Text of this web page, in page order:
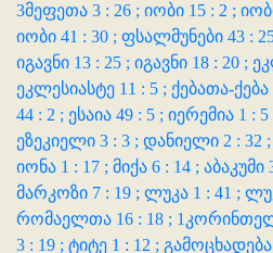
3მეფეთა 3 : 26 ; იობი 15 : 2 ;
იობი 41 : 30 ; ფსალმუნები 43 :
იგავნი 13 : 25 ; იგავნი 18 : 20 ;
ეკლესიასტე 11 : 5 ; ქებათა-ქება
44 : 2 ; ესაია 49 : 5 ; იერემია 1 : 5
ეზეკიელი 3 : 3 ; დანიელი 2 : 32 ;
იონა 1 : 17 ; მიქა 6 : 14 ; აბაკუმი
მარკოზი 7 : 19 ; ლუკა 1 : 41 ;
რომაელთა 16 : 18 ;
3 : 19 ; ტიტე 1 : 12 ; გამოცხადება